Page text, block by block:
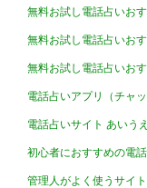
無料お試し電話占いお
無料お試し電話占いお
無料お試し電話占いお
電話占いアプリ（チャ
電話占いサイト あいう
初心者におすすめの電
管理人がよく使うサイ